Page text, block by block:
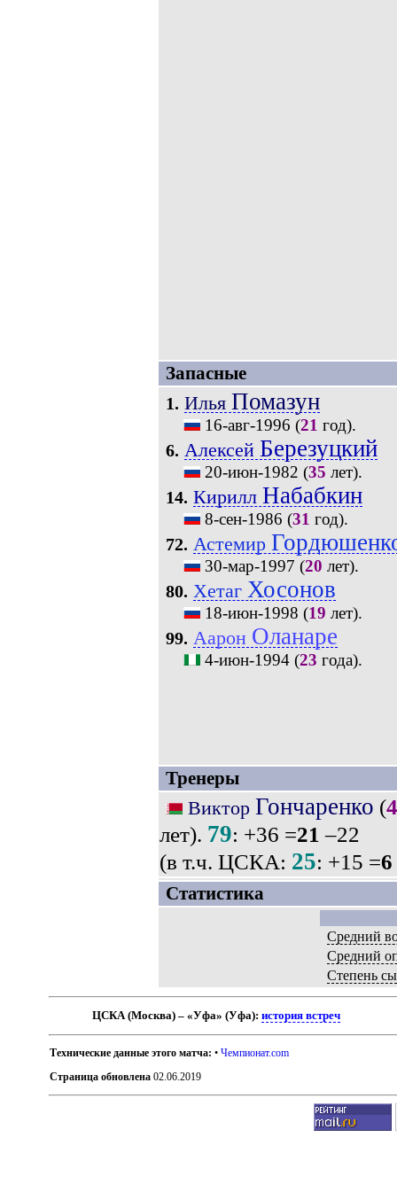
Запасные
1. Илья Помазун
16-авг-1996 (21 год).
6. Алексей Березуцкий
20-июн-1982 (35 лет).
14. Кирилл Набабкин
8-сен-1986 (31 год).
72. Астемир
30-мар-1997 (20 лет).
80. Хетаг Хосонов
18-июн-1998 (19 лет).
99. Аарон Оланаре
4-июн-1994(23 года).
Тренеры
Виктор Гончаренко (
лет). 79: +36 =21 –22
(в т.ч. ЦСКА: 25: +15 =6
Статистика
Средний
Средний
Степень
ЦСКА (Москва) – «Уфа» (Уфа):история встреч
Технические данные этого матча: •Чемпионат.com
Страница обновлена 02.06.2019